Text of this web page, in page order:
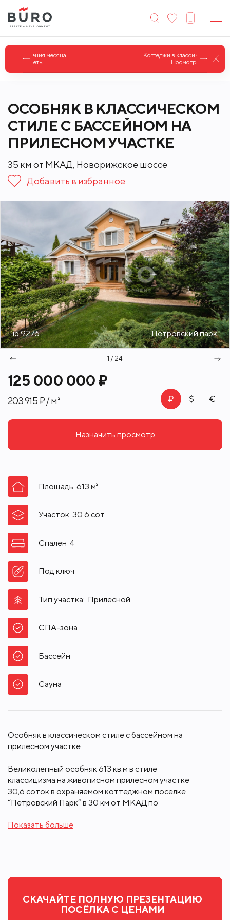
Коттеджи в классическом стиле.
ОСОБНЯК В КЛАССИЧЕСКОМ
СТИЛЕ С БАССЕЙНОМ НА
ПРИЛЕСНОМ УЧАСТКЕ
35 км от МКАД, Новорижское шоссе
Добавить в избранное
125 000 000 ₽
203 915 ₽ / м²
id 9276 Петровский парк
1 / 24
Назначить просмотр
Площадь 613 м²
Участок 30.6 сот.
Спален 4
Под ключ
Тип участка: Прилесной
СПА-зона
Бассейн
Сауна
Особняк в классическом стиле с бассейном на
прилесном участке
Великолепный особняк 613 кв.м в стиле
классицизма на живописном прилесном участке
30,6 соток в охраняемом коттеджном поселке
“Петровский Парк” в 30 км от МКАД по
и тишины.
Состав домовладения: основной дом (519 кв.м),
гараж (94,6) на 2 м/м с помещением для персонала,
Показать больше
СКАЧАЙТЕ ПОЛНУЮ ПРЕЗЕНТАЦИЮ
ПОСЁЛКА С ЦЕНАМИ